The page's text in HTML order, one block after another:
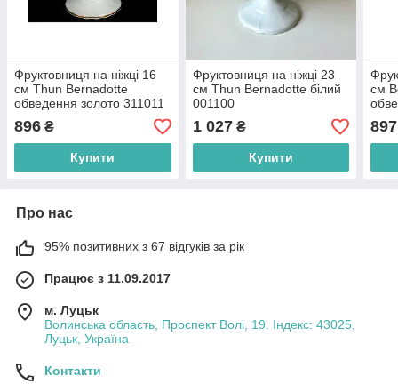
Фруктовниця на ніжці 16
см Thun Bernadotte
обведення золото 311011
896 ₴
Купити
Фруктовниця на ніжці 23
см Thun Bernadotte білий
001100
1 027₴
Купити
см
897
Про нас
95% позитивних з 67 відгуків за рік
Працює з 11.09.2017
м. Луцьк
Волинська область, Проспект Волі, 19. Індекс: 43025,
Луцьк, Україна
Контакти